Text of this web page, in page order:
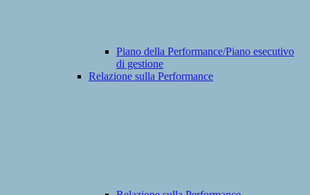
Piano della Performance/Piano esecutivo
di gestione
Relazione sulla Performance